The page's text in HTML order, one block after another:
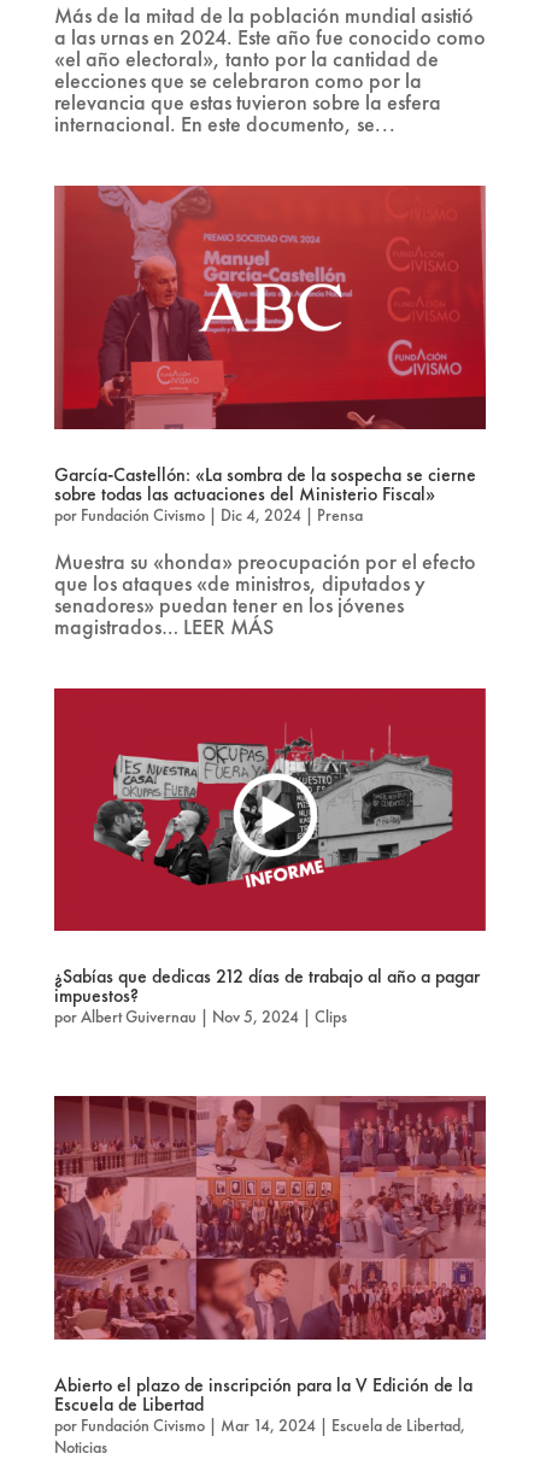
Más de la mitad de la población mundial asistió
a las urnas en 2024. Este año fue conocido como
«el año electoral», tanto por la cantidad de
elecciones que se celebraron como por la
relevancia que estas tuvieron sobre la esfera
internacional. En este documento, se...
García-Castellón: «La sombra de la sospecha se cierne
sobre todas las actuaciones del Ministerio Fiscal»
por Fundación Civismo| Dic 4, 2024| Prensa
Muestra su «honda» preocupación por el efecto
que los ataques «de ministros, diputados y
senadores» puedan tener en los jóvenes
magistrados… LEER MÁS
¿Sabías que dedicas 212 días de trabajo al año a pagar
impuestos?
porAlbert Guivernau | Nov 5, 2024| Clips
Abierto el plazo de inscripción para la V Edición de la
Escuela de Libertad
por Fundación Civismo| Mar 14, 2024| Escuela de Libertad,
Noticias